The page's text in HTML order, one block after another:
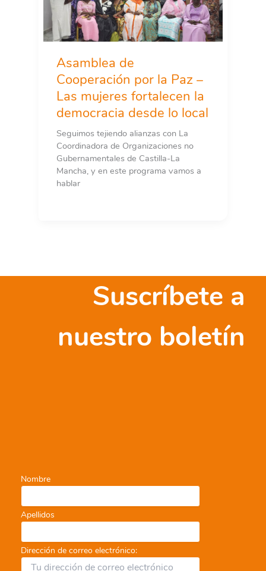
Asamblea de
Cooperación por la Paz –
Las mujeres fortalecen la
democracia desde lo local
Seguimos tejiendo alianzas con La
Coordinadora de Organizaciones no
Gubernamentales de Castilla-La
Mancha, y en este programa vamos a
hablar
Suscríbete a
nuestro boletín
Nombre
Apellidos
Dirección de correo electrónico: